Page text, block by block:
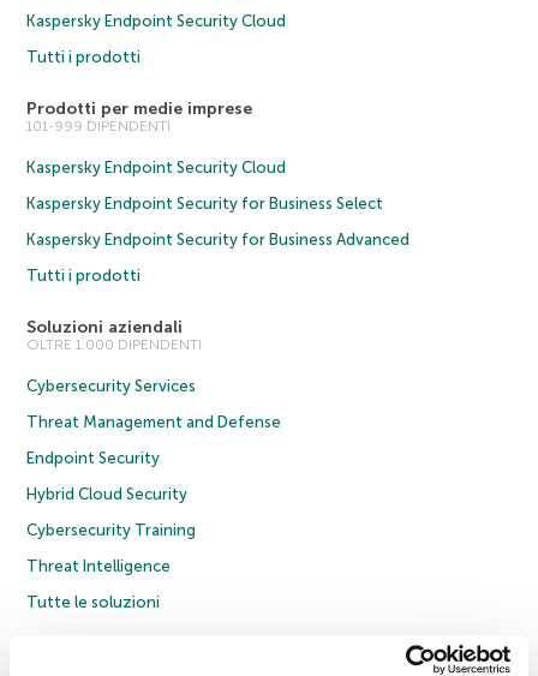
Kaspersky Endpoint Security Cloud
Tutti i prodotti
Prodotti per medie imprese
101-999 DIPENDENTI
Kaspersky Endpoint Security Cloud
Kaspersky Endpoint Security for Business Select
Kaspersky Endpoint Security for Business Advanced
Tutti i prodotti
Soluzioni aziendali
OLTRE 1.000 DIPENDENTI
Cybersecurity Services
Threat Management and Defense
Endpoint Security
Hybrid Cloud Security
Cybersecurity Training
Threat Intelligence
Tutte le soluzioni